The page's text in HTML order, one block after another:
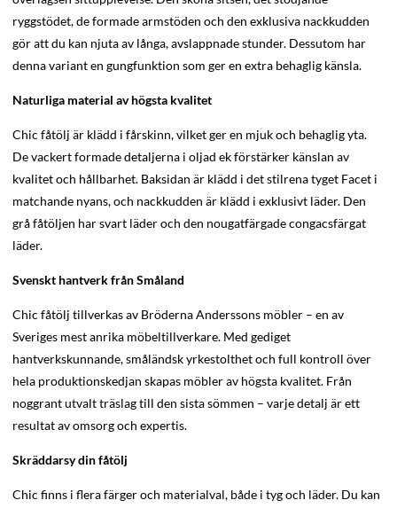
ryggstödet, de formade armstöden och den exklusiva nackkudden
gör att du kan njuta av långa, avslappnade stunder. Dessutom har
denna variant en gungfunktion som ger en extra behaglig känsla.
Naturliga material av högsta kvalitet
Chic fåtölj är klädd i fårskinn, vilket ger en mjuk och behaglig yta.
De vackert formade detaljerna i oljad ek förstärker känslan av
kvalitet och hållbarhet. Baksidan är klädd i det stilrena tyget Facet i
matchande nyans, och nackkudden är klädd i exklusivt läder. Den
grå fåtöljen har svart läder och den nougatfärgade congacsfärgat
läder.
Svenskt hantverk från Småland
Chic fåtölj tillverkas av Bröderna Anderssons möbler – en av
Sveriges mest anrika möbeltillverkare. Med gediget
hantverkskunnande, småländsk yrkestolthet och full kontroll över
hela produktionskedjan skapas möbler av högsta kvalitet. Från
noggrant utvalt träslag till den sista sömmen – varje detalj är ett
resultat av omsorg och expertis.
Skräddarsy din fåtölj
Chic finns i flera färger och materialval, både i tyg och läder. Du kan